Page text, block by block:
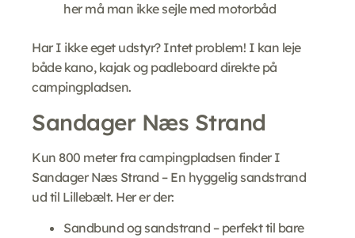
her må man ikke sejle med motorbåd
Har I ikke eget udstyr? Intet problem! I kan leje
både kano, kajak og padleboard direkte på
campingpladsen.
Sandager Næs Strand
Kun 800 meter fra campingpladsen finder I
Sandager Næs Strand – En hyggelig sandstrand
ud til Lillebælt. Her er der:
Sandbund og sandstrand – perfekt til bare